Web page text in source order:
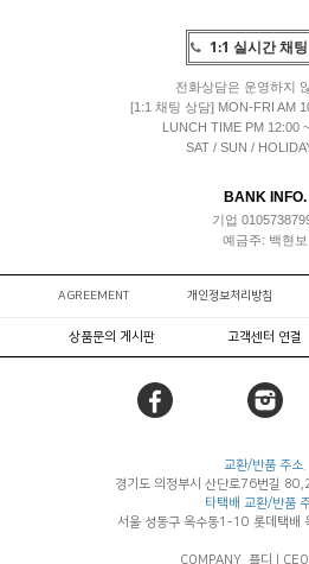
1:1 실시간 채
전화상담은 운영하지
[1:1 채팅 상담] MON-FRI AM
LUNCH TIME PM 12:00
SAT / SUN /
BANK INFO.
기업
예금주: 백현보
AGREEMENT 개인정보처리방침
상품문의 게시판 고객센터 연결
교환/반품 주소.
경기도 의정부시 산단로76번길
타택배 교환/반품
서울 성동구 옥수동1-10 롯데택배
COMPANY. 플디 CEO.